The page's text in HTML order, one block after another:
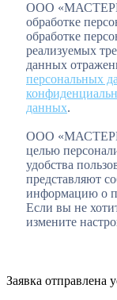
ООО
обработке
обработке
реализуемых
данных
персональных
данных.
ООО
целью
удобства
представляют
информацию о
Если вы не
измените
Заявка отправлена